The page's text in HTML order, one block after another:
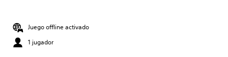
Juego offline activado
1 jugador